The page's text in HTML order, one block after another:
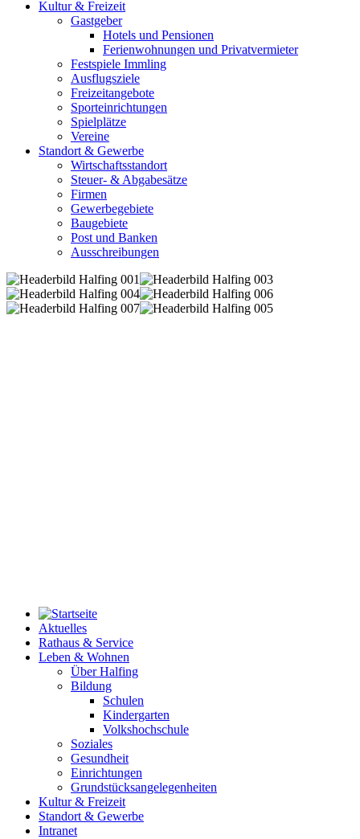
Kultur & Freizeit
Gastgeber
Hotels und Pensionen
Ferienwohnungen und Privatvermieter
Festspiele Immling
Ausflugsziele
Freizeitangebote
Sporteinrichtungen
Spielplätze
Vereine
Standort & Gewerbe
Wirtschaftsstandort
Steuer- & Abgabesätze
Firmen
Gewerbegebiete
Baugebiete
Post und Banken
Ausschreibungen
Aktuelles
Rathaus & Service
Leben & Wohnen
Über Halfing
Bildung
Schulen
Kindergarten
Volkshochschule
Soziales
Gesundheit
Einrichtungen
Grundstücksangelegenheiten
Kultur & Freizeit
Standort & Gewerbe
Intranet